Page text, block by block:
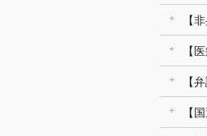
【
【
【
【